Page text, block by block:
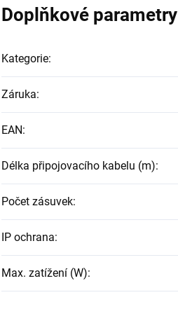
Doplňkové parametry
Kategorie:
Záruka:
EAN:
Délka připojovacího kabelu (m):
Počet zásuvek:
IP ochrana:
Max. zatížení (W):